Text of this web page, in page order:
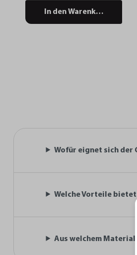
In den Warenkorb
Wofür eignet sich der
Welche Vorteile bietet
Aus welchem